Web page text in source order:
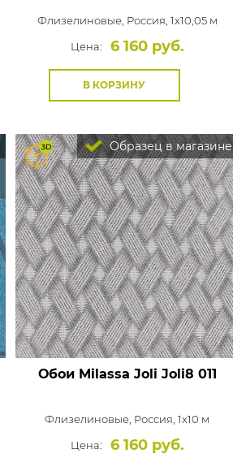
Флизелиновые, Россия, 1x10,05 м
Цена:
6 160 руб.
В КОРЗИНУ
Образец в магазине
Обои Milassa Joli Joli8 011
Флизелиновые, Россия, 1x10 м
Цена:
6 160 руб.